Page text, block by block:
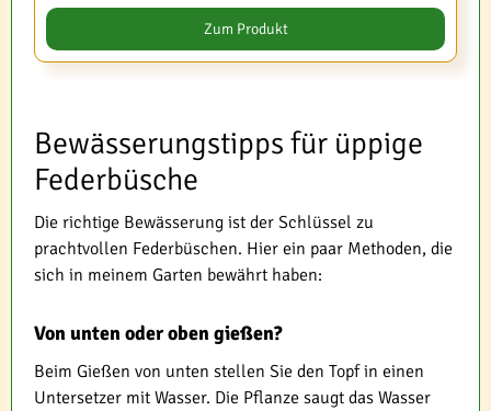
Zum Produkt
Bewässerungstipps für üppige
Federbüsche
Die richtige Bewässerung ist der Schlüssel zu
prachtvollen Federbüschen. Hier ein paar Methoden, die
sich in meinem Garten bewährt haben:
Von unten oder oben gießen?
Beim Gießen von unten stellen Sie den Topf in einen
Untersetzer mit Wasser. Die Pflanze saugt das Wasser